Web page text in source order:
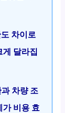
차이로
게 달라집
차량 조
가 비용 효